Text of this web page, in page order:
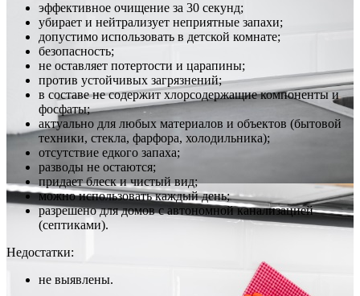
эффективное очищение за 30 секунд;
убирает и нейтрализует неприятные запахи;
допустимо использовать в детской комнате;
безопасность;
не оставляет потертости и царапины;
против устойчивых загрязнений;
в составе не содержит хлорсодержащие компоненты и
фосфаты;
актуально для любых материалов и объектов (бытовой
техники, стекла, фарфора, холодильника);
отсутствие едкого запаха;
разводы не остаются;
придает блеск и чистый вид;
можно использовать каждый день;
разрешено для домов с автономной канализацией
(септиками).
Недостатки:
не выявлены.